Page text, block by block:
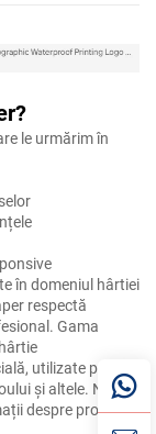
le urmărim în
în domeniul hârtiei
respectă
Gama
utilizate pe
și altele. Nu
despre produse